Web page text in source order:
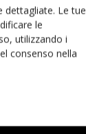
dettagliate. Le tue
le
utilizzando i
consenso nella